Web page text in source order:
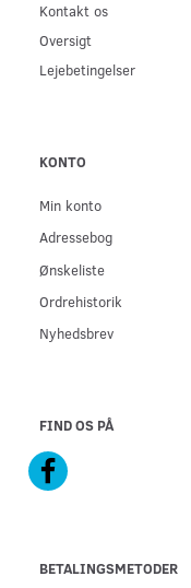
Kontakt os
Oversigt
Lejebetingelser
KONTO
Min konto
Adressebog
Ønskeliste
Ordrehistorik
Nyhedsbrev
FIND OS PÅ
BETALINGSMETODER